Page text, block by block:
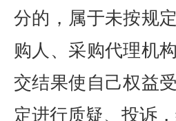
分的，属于未按规
购人、采购代理机
交结果使自己权益
定进行质疑、投诉